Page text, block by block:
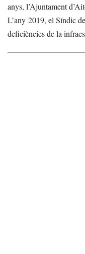
anys, l’Ajuntament
L’any 2019, el Síndic
deficiències de la